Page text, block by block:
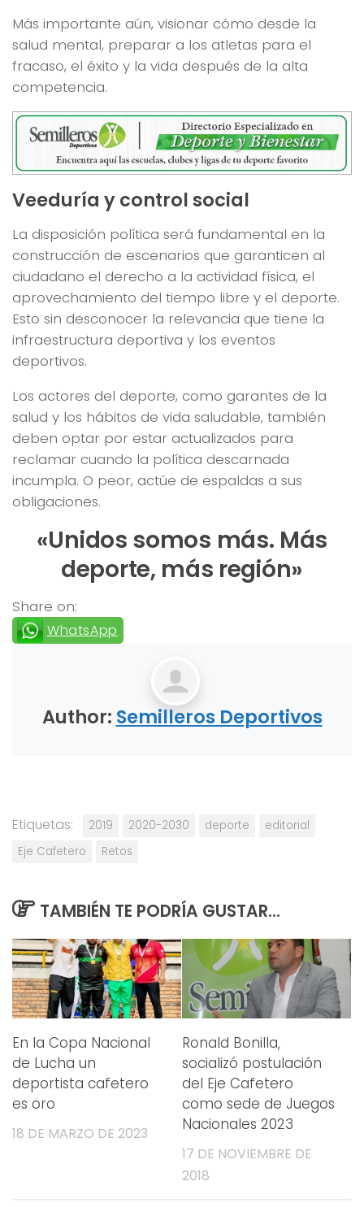
Más importante aún, visionar cómo desde la
salud mental, preparar a los atletas para el
fracaso, el éxito y la vida después de la alta
competencia.
Veeduría y control social
La disposición política será fundamental en la
construcción de escenarios que garanticen al
ciudadano el derecho a la actividad física, el
aprovechamiento del tiempo libre y el deporte.
Esto sin desconocer la relevancia que tiene la
infraestructura deportiva y los eventos
deportivos.
Los actores del deporte, como garantes de la
salud y los hábitos de vida saludable, también
deben optar por estar actualizados para
reclamar cuando la política descarnada
incumpla. O peor, actúe de espaldas a sus
obligaciones.
«Unidos somos más. Más
deporte, más región»
Share on:
WhatsApp
Author: Semilleros Deportivos
Etiquetas: 2019 2020-2030 deporte
editorial
Eje Cafetero
Retos
TAMBIÉN TE PODRÍA GUSTAR...
En la Copa Nacional
de Lucha un
deportista cafetero
es oro
18 DE MARZO DE 2023
Ronald Bonilla,
socializó postulación
del Eje Cafetero
como sede de Juegos
Nacionales 2023
17 DE NOVIEMBRE DE
2018